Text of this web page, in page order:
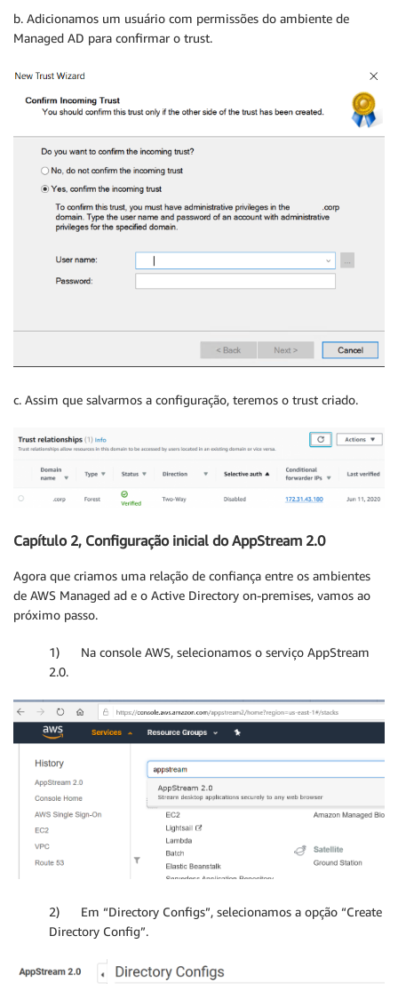
b. Adicionamos um usuário com permissões do ambiente de
Managed AD para confirmar o trust.
c. Assim que salvarmos a configuração, teremos o trust criado.
Capítulo 2, Configuração inicial do AppStream 2.0
Agora que criamos uma relação de confiança entre os ambientes
de AWS Managed ad e o Active Directory on-premises, vamos ao
próximo passo.
1) Na console AWS, selecionamos o serviço AppStream
2.0.
2) Em “Directory Configs”, selecionamos a opção “Create
Directory Config”.